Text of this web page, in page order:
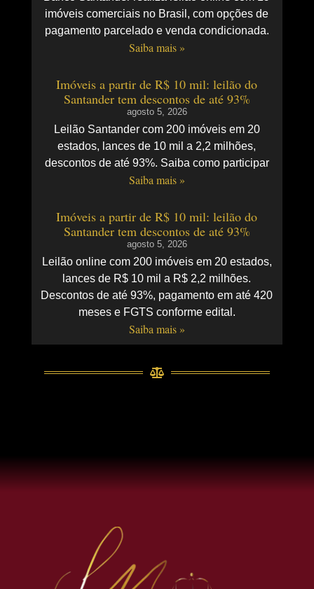
imóveis comerciais no Brasil, com opções de
pagamento parcelado e venda condicionada.
Saiba mais »
Imóveis a partir de R$ 10 mil: leilão do
Santander tem descontos de até 93%
agosto 5, 2026
Leilão Santander com 200 imóveis em 20
estados, lances de 10 mil a 2,2 milhões,
descontos de até 93%. Saiba como participar
Saiba mais »
Imóveis a partir de R$ 10 mil: leilão do
Santander tem descontos de até 93%
agosto 5, 2026
Leilão online com 200 imóveis em 20 estados,
lances de R$ 10 mil a R$ 2,2 milhões.
Descontos de até 93%, pagamento em até 420
meses e FGTS conforme edital.
Saiba mais »